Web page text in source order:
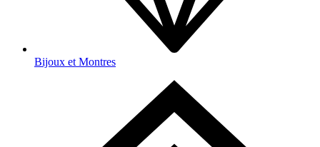
Bijoux et Montres